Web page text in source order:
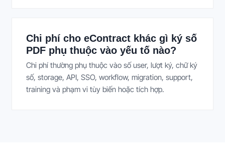
Chi phí cho eContract khác gì ký số
PDF phụ thuộc vào yếu tố nào?
Chi phí thường phụ thuộc vào số user, lượt ký, chữ ký
số, storage, API, SSO, workflow, migration, support,
training và phạm vi tùy biến hoặc tích hợp.